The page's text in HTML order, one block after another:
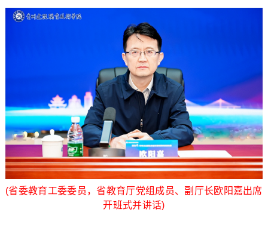
(省委教育工委委员，省教育厅党组成员、副厅长欧阳嘉出席
开班式并讲话)